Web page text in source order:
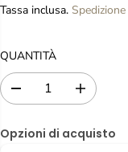
R
Z
O
D
V
O
E
G
S
R
I
T
Tassa inclusa. Spedizione
QUANTITÀ
i
i
A
u
e
Opzioni di acquisto